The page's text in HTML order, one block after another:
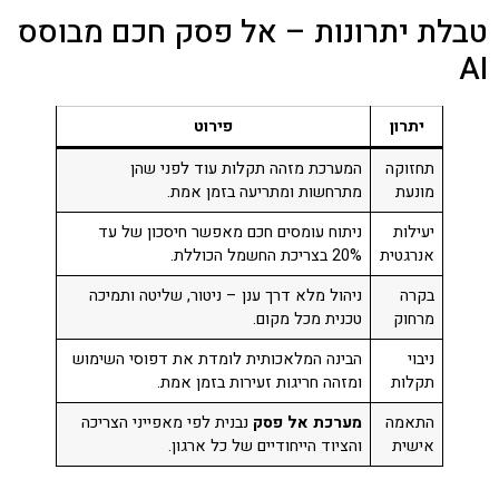
טבלת יתרונות – אל פסק חכם מבוסס
AI
יתרון
פירוט
תחזוקה
מונעת
המערכת מזהה תקלות עוד לפני שהן
מתרחשות ומתריעה בזמן אמת.
יעילות
אנרגטית
ניתוח עומסים חכם מאפשר חיסכון של עד
20% בצריכת החשמל הכוללת.
בקרה
מרחוק
ניהול מלא דרך ענן – ניטור, שליטה ותמיכה
טכנית מכל מקום.
ניבוי
תקלות
הבינה המלאכותית לומדת את דפוסי השימוש
ומזהה חריגות זעירות בזמן אמת.
התאמה
אישית
מערכת אל פסק נבנית לפי מאפייני הצריכה
והציוד הייחודיים של כל ארגון.